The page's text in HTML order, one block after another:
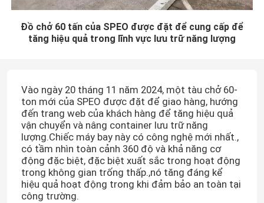
Đồ chở 60 tấn của SPEO được đặt để cung cấp để
tăng hiệu quả trong lĩnh vực lưu trữ năng lượng
Vào ngày 20 tháng 11 năm 2024, một tàu chở 60-
ton mới của SPEO được đặt để giao hàng, hướng
đến trang web của khách hàng để tăng hiệu quả
vận chuyển và nâng container lưu trữ năng
lượng.Chiếc máy bay này có công nghệ mới nhất.,
có tầm nhìn toàn cảnh 360 độ và khả năng cơ
động đặc biệt, đặc biệt xuất sắc trong hoạt động
trong không gian trống thấp.,nó tăng đáng kể
hiệu quả hoạt động trong khi đảm bảo an toàn tại
công trường.